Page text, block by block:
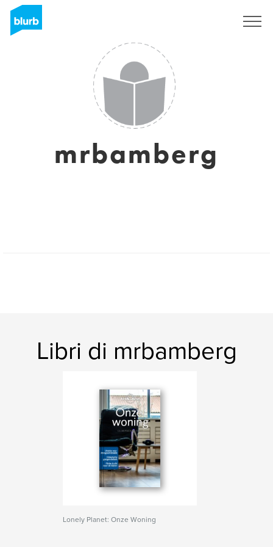
mrbamberg
Libri di mrbamberg
Lonely Planet: Onze Woning